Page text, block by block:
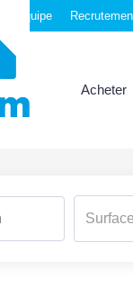
équipe
Acheter